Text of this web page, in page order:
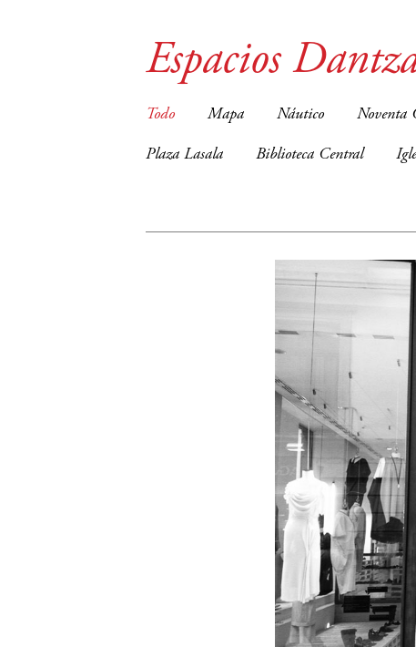
Espacios
Todo Mapa Náutico Noventa
Plaza Lasala Biblioteca Central